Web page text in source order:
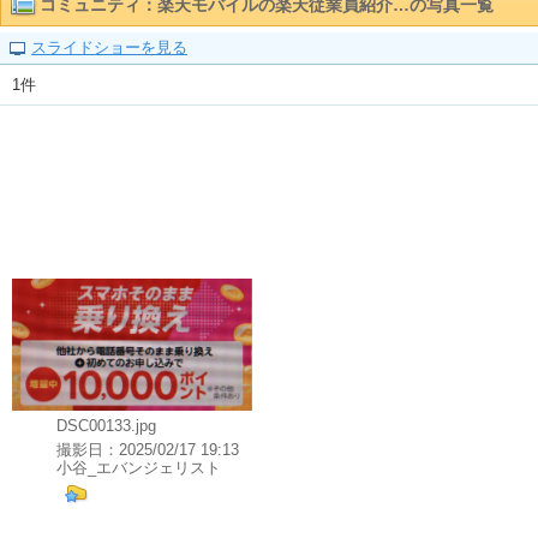
コミュニティ：楽天モバイルの楽天従業員紹介…の写真一覧
スライドショーを見る
1件
DSC00133.jpg
撮影日： 2025/02/17 19:13
小谷_エバンジェリスト